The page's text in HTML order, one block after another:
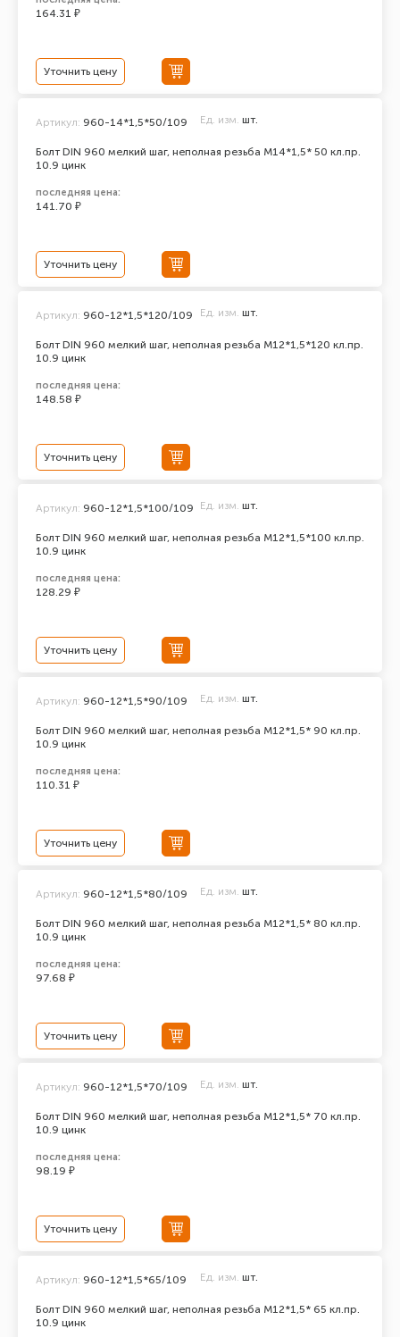
164.31 ₽
Уточнить цену
Болт DIN 960 мелкий шаг, неполная резьба M14*1,5* 50 кл.пр.
10.9 цинк
Артикул: 960-14*1,5*50/109 Ед. изм. шт.
последняя цена:
141.70 ₽
Уточнить цену
Болт DIN 960 мелкий шаг, неполная резьба M12*1,5*120 кл.пр.
10.9 цинк
Артикул: 960-12*1,5*120/109 Ед. изм. шт.
последняя цена:
148.58 ₽
Уточнить цену
Болт DIN 960 мелкий шаг, неполная резьба M12*1,5*100 кл.пр.
10.9 цинк
Артикул: 960-12*1,5*100/109 Ед. изм. шт.
последняя цена:
128.29 ₽
Уточнить цену
Болт DIN 960 мелкий шаг, неполная резьба M12*1,5* 90 кл.пр.
10.9 цинк
Артикул: 960-12*1,5*90/109 Ед. изм. шт.
последняя цена:
110.31 ₽
Уточнить цену
Болт DIN 960 мелкий шаг, неполная резьба M12*1,5* 80 кл.пр.
10.9 цинк
Артикул: 960-12*1,5*80/109 Ед. изм. шт.
последняя цена:
97.68 ₽
Уточнить цену
Болт DIN 960 мелкий шаг, неполная резьба M12*1,5* 70 кл.пр.
10.9 цинк
Артикул: 960-12*1,5*70/109 Ед. изм. шт.
последняя цена:
98.19 ₽
Уточнить цену
Болт DIN 960 мелкий шаг, неполная резьба M12*1,5* 65 кл.пр.
10.9 цинк
Артикул: 960-12*1,5*65/109 Ед. изм. шт.